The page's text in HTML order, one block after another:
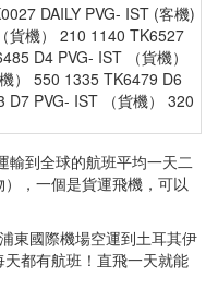
DAILY PVG- IST (客機)
貨機） 210 1140 TK6527
D4 PVG- IST （貨機）
） 550 1335 TK6479 D6
D7 PVG- IST （貨機） 320
輸到全球的航班平均一天二
，一個是貨運飛機，可以
東國際機場空運到土耳其伊
都有航班！直飛一天就能